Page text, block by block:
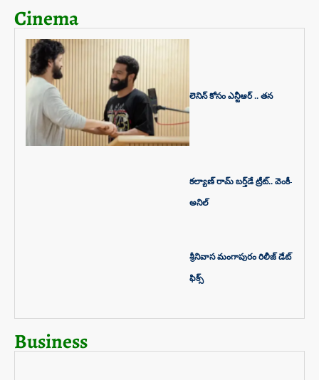
Cinema
లెనిన్‌ కోసం ఎన్టీఆర్‌ .. తన
కల్యాణ్ రామ్ బ‌ర్త్‌డే ట్రీట్‌.. వెంకీ-
అనిల్
శ్రీనివాస మంగాపురం రిలీజ్ డేట్‌
ఫిక్స్‌
Business